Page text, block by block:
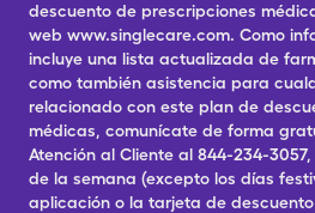
descuento de prescripciones
web www.singlecare.com. Como
incluye una lista actualizada de
como también asistencia para
relacionado con este plan de
médicas, comunícate de forma
Atención al Cliente al 844-234-
de la semana (excepto los días
aplicación o la tarjeta de